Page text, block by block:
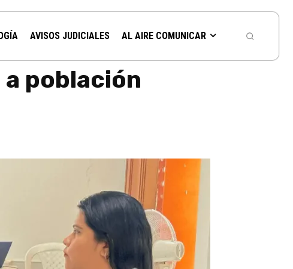
AVISOS JUDICIALES AL AIRE COMUNICAR
población